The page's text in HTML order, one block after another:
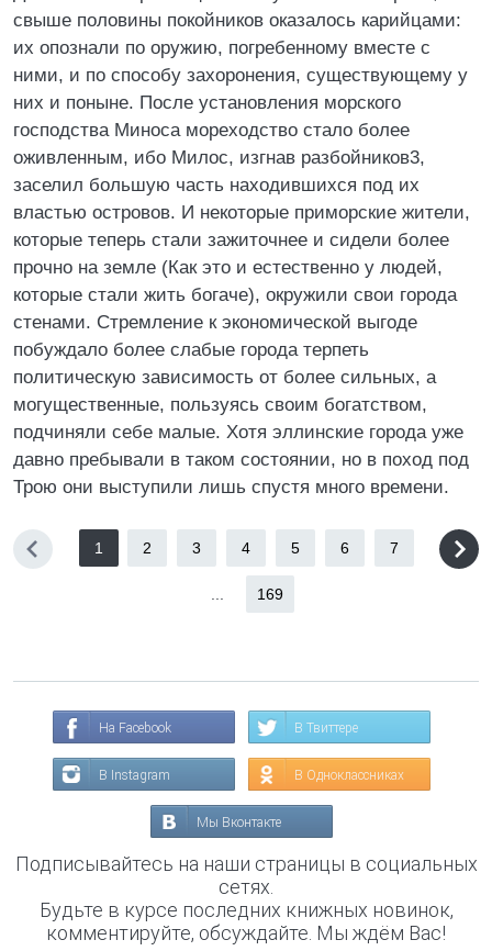
свыше половины покойников оказалось карийцами:
их опознали по оружию, погребенному вместе с
ними, и по способу захоронения, существующему у
них и поныне. После установления морского
господства Миноса мореходство стало более
оживленным, ибо Милос, изгнав разбойников3,
заселил большую часть находившихся под их
властью островов. И некоторые приморские жители,
которые теперь стали зажиточнее и сидели более
прочно на земле (Как это и естественно у людей,
которые стали жить богаче), окружили свои города
стенами. Стремление к экономической выгоде
побуждало более слабые города терпеть
политическую зависимость от более сильных, а
могущественные, пользуясь своим богатством,
подчиняли себе малые. Хотя эллинские города уже
давно пребывали в таком состоянии, но в поход под
Трою они выступили лишь спустя много времени.
1 2 3 4 5 6 7
169
На Facebook В Твиттере
В Instagram В Одноклассниках
Мы Вконтакте
Подписывайтесь на наши страницы в социальных
сетях.
Будьте в курсе последних книжных новинок,
комментируйте, обсуждайте. Мы ждём Вас!